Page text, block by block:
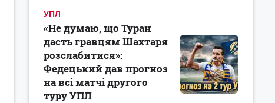
УПЛ
«Не думаю, що Туран
дасть гравцям Шахтаря
розслабитися»:
Федецький дав прогноз
на всі матчі другого
туру УПЛ